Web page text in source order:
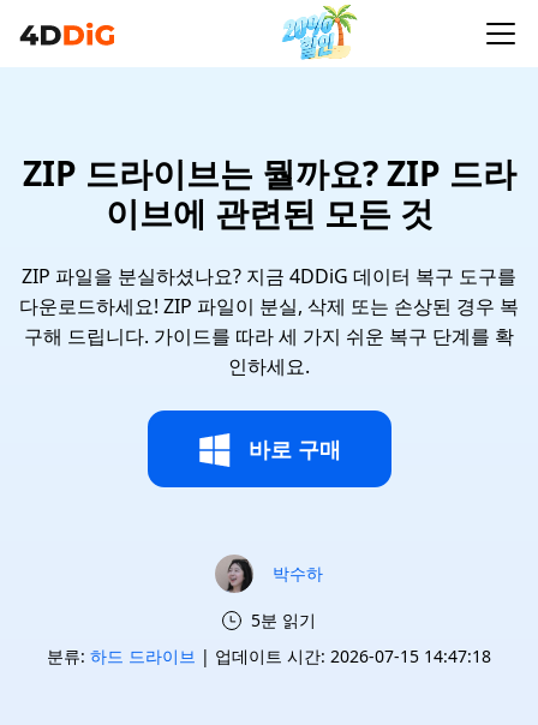
ZIP 드라이브는 뭘까요? ZIP 드라
이브에 관련된 모든 것
ZIP 파일을 분실하셨나요? 지금 4DDiG 데이터 복구 도구를
다운로드하세요! ZIP 파일이 분실, 삭제 또는 손상된 경우 복
구해 드립니다. 가이드를 따라 세 가지 쉬운 복구 단계를 확
인하세요.
바로 구매
박수하
5분 읽기
분류: 하드 드라이브 | 업데이트 시간: 2026-07-15 14:47:18